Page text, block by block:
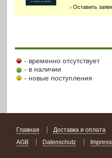
Оставить
- временно отсутствует
- в наличии
- новые поступления
Главная Доставка и оплата
AGB
Datenschutz